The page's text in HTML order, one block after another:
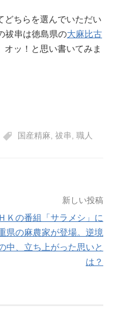
どちらを選んでいただい
祓串は徳島県の大麻比古
ッ！と思い書いてみま
国産精麻, 祓串, 職人
新しい投稿
Ｋの番組「サラメシ」に
県の麻農家が登場。逆境
中、立ち上がった思いと
は？